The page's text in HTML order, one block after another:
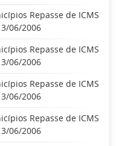
Repasse de ICMS
06/2006
Repasse de ICMS
06/2006
Repasse de ICMS
06/2006
Repasse de ICMS
06/2006